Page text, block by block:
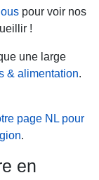
pour voir nos
!
une large
& alimentation.
page NL pour
.
en